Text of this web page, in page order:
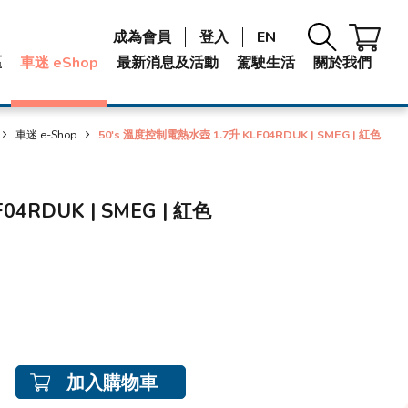
車迷 eShop 最新消息及活動 駕駛生活 關於我們
成為會員 登入 EN
車迷 e-Shop 50's 溫度控制電熱水壺 1.7升 KLF04RDUK | SMEG | 紅色
| SMEG | 紅色
加入購物車